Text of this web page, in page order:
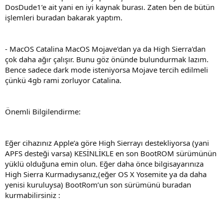
DosDude1’e ait yani en iyi kaynak burası. Zaten ben de bütün
işlemleri buradan bakarak yaptım.
- MacOS Catalina MacOS Mojave'dan ya da High Sierra'dan
çok daha ağır çalışır. Bunu göz önünde bulundurmak lazım.
Bence sadece dark mode isteniyorsa Mojave tercih edilmeli
çünkü 4gb rami zorluyor Catalina.
Önemli Bilgilendirme:
Eğer cihazınız Apple’a göre High Sierrayı destekliyorsa (yani
APFS desteği varsa) KESİNLİKLE en son BootROM sürümünün
yüklü olduğuna emin olun. Eğer daha önce bilgisayarınıza
High Sierra Kurmadıysanız,(eğer OS X Yosemite ya da daha
yenisi kuruluysa) BootRom’un son sürümünü buradan
kurmabilirsiniz :